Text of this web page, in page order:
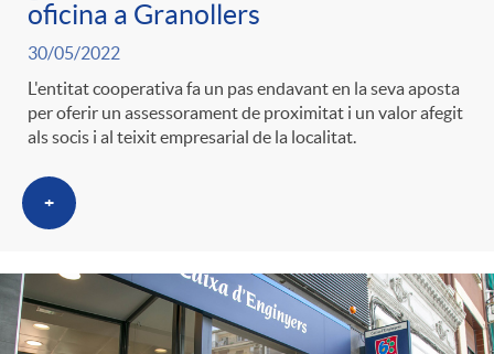
oficina a Granollers
30/05/2022
L'entitat cooperativa fa un pas endavant en la seva aposta
per oferir un assessorament de proximitat i un valor afegit
als socis i al teixit empresarial de la localitat.
+